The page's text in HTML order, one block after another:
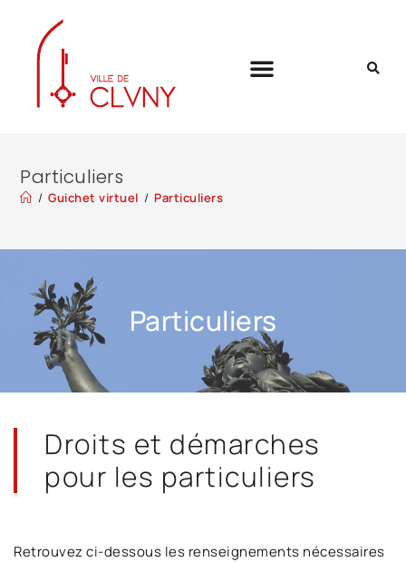
Particuliers
/ Guichet virtuel / Particuliers
Particuliers
Droits et démarches
pour les particuliers
Retrouvez ci-dessous les renseignements nécessaires